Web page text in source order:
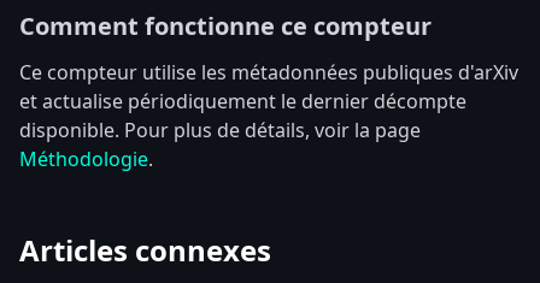
Comment fonctionne ce compteur
Ce compteur utilise les métadonnées publiques d'arXiv
et actualise périodiquement le dernier décompte
disponible. Pour plus de détails, voir la page
Méthodologie.
Articles connexes